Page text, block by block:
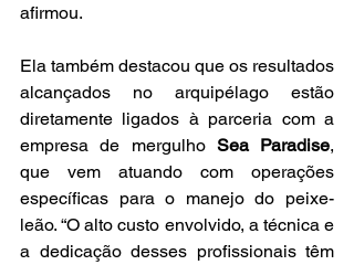
afirmou.
Ela também destacou que os resultados
alcançados no arquipélago estão
diretamente ligados à parceria com a
empresa de mergulho Sea Paradise,
que vem atuando com operações
específicas para o manejo do peixe-
leão. “O alto custo envolvido, a técnica e
a dedicação desses profissionais têm